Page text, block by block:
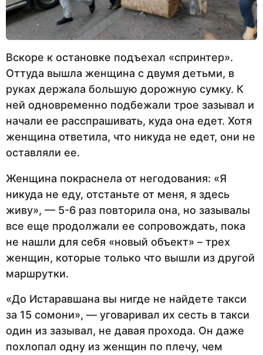
Вскоре к остановке подъехал «спринтер».
Оттуда вышла женщина с двумя детьми, в
руках держала большую дорожную сумку. К
ней одновременно подбежали трое зазывал и
начали ее расспрашивать, куда она едет. Хотя
женщина ответила, что никуда не едет, они не
оставляли ее.
Женщина покраснела от негодования: «Я
никуда не еду, отстаньте от меня, я здесь
живу», — 5-6 раз повторила она, но зазывалы
все еще продолжали ее сопровождать, пока
не нашли для себя «новый объект» – трех
женщин, которые только что вышли из другой
маршрутки.
«До Истаравшана вы нигде не найдете такси
за 15 сомони», — уговаривал их сесть в такси
один из зазывал, не давая прохода. Он даже
похлопал одну из женщин по плечу, чем